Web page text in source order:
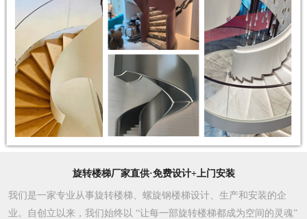
旋转楼梯厂家直供·免费设计+上门安装
我们是一家专业从事旋转楼梯、螺旋钢楼梯设计、生产和安装的企
业。自创立以来，我们始终以 “让每一部旋转楼梯都成为空间的灵魂”